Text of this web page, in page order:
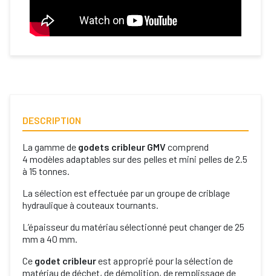
DESCRIPTION
La gamme de godets cribleur GMVcomprend
4 modèles adaptables sur des pelles et mini pelles de 2.5
à 15 tonnes.
La sélection est effectuée par un groupe de criblage
hydraulique à couteaux tournants.
L’épaisseur du matériau sélectionné peut changer de 25
mm a 40 mm.
Ce godet cribleurest approprié pour la sélection de
matériau de déchet, de démolition, de remplissage de